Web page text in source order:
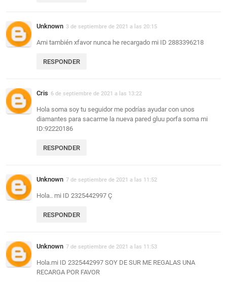
Unknown 3 de septiembre de 2021 a las 20:15
Ami también xfavor nunca he recargado mi ID 2883396218
RESPONDER
Cris 6 de septiembre de 2021 a las 13:22
Hola soma soy tu seguidor me podrías ayudar con unos
diamantes para sacarme la nueva pared gluu porfa soma mi
ID:92220186
RESPONDER
Unknown 7 de septiembre de 2021 a las 11:52
Hola.. mi ID 2325442997 Ç
RESPONDER
Unknown 7 de septiembre de 2021 a las 11:53
Hola.mi ID 2325442997 SOY DE SUR ME REGALAS UNA
RECARGA POR FAVOR